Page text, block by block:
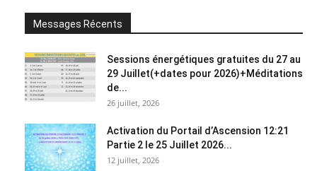
Messages Récents
Sessions énergétiques gratuites du 27 au
29 Juillet(+dates pour 2026)+Méditations
de...
26 juillet, 2026
Activation du Portail d’Ascension 12:21
Partie 2 le 25 Juillet 2026...
12 juillet, 2026